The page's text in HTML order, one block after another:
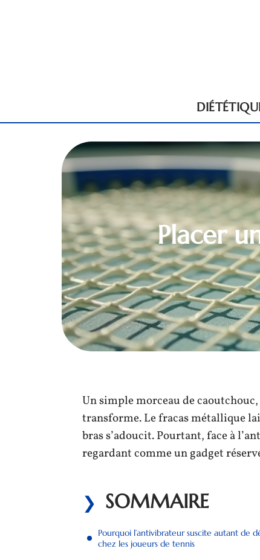
Placer
Un simple morceau de
transforme. Le fracas métallique
bras s’adoucit. Pourtant, face à
regardant comme un gadget
SOMMAIRE
Pourquoi l’antivibrateur suscite autant de
chez les joueurs de tennis